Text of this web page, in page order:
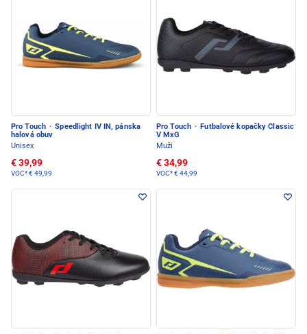
Pro Touch · Speedlight IV IN, pánska
halová obuv
Unisex
€ 39,99
VOC*€ 49,99
Pro Touch · Futbalové kopačky Classic
V MxG
Muži
€ 34,99
VOC*€ 44,99